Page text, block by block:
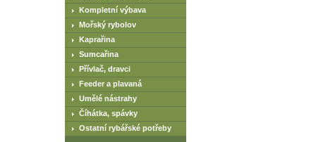
Kompletní výbava
Mořský rybolov
Kaprařina
Sumcařina
Přívlač, dravci
Feeder a plavaná
Umělé nástrahy
Číhátka, spávky
Ostatní rybářské potřeby